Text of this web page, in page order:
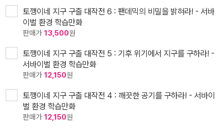
토깽이네 지구 구출 대작전 6 : 팬데믹의 비밀을 밝혀라! - 서바
이벌 환경 학습만화
판매가 13,500원
토깽이네 지구 구출 대작전 5 : 기후 위기에서 지구를 구하라! -
서바이벌 환경 학습만화
판매가 12,150원
토깽이네 지구 구출 대작전 4 : 깨끗한 공기를 구하라! - 서바이
벌 환경 학습만화
판매가 12,150원